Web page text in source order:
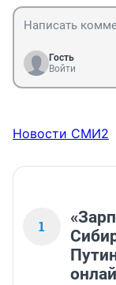
Гость
Войти
Новости СМИ2
1